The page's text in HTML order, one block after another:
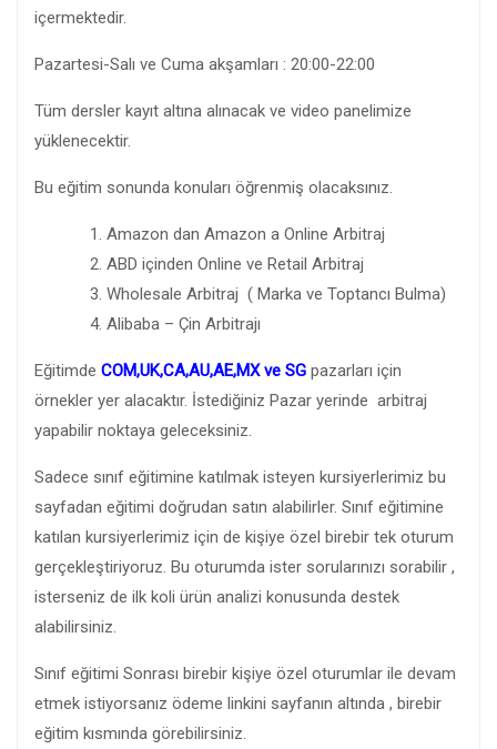
içermektedir.
Pazartesi-Salı ve Cuma akşamları : 20:00-22:00
Tüm dersler kayıt altına alınacak ve video panelimize
yüklenecektir.
Bu eğitim sonunda konuları öğrenmiş olacaksınız.
Amazon dan Amazon a Online Arbitraj
ABD içinden Online ve Retail Arbitraj
Wholesale Arbitraj ( Marka ve Toptancı Bulma)
Alibaba – Çin Arbitrajı
Eğitimde COM,UK,CA,AU,AE,MX ve SG pazarları için
örnekler yer alacaktır. İstediğiniz Pazar yerinde arbitraj
yapabilir noktaya geleceksiniz.
Sadece sınıf eğitimine katılmak isteyen kursiyerlerimiz bu
sayfadan eğitimi doğrudan satın alabilirler. Sınıf eğitimine
katılan kursiyerlerimiz için de kişiye özel birebir tek oturum
gerçekleştiriyoruz. Bu oturumda ister sorularınızı sorabilir ,
isterseniz de ilk koli ürün analizi konusunda destek
alabilirsiniz.
Sınıf eğitimi Sonrası birebir kişiye özel oturumlar ile devam
etmek istiyorsanız ödeme linkini sayfanın altında , birebir
eğitim kısmında görebilirsiniz.